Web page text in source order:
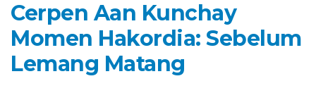
Cerpen Aan Kunchay
Momen Hakordia: Sebelum
Lemang Matang